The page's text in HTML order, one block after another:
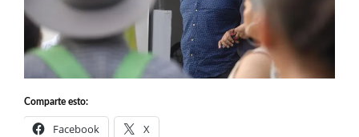
Comparte esto:
Facebook X